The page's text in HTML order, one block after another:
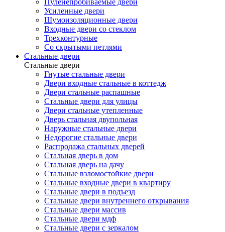
Пуленепробиваемые двери
Усиленные двери
Шумоизоляционные двери
Входные двери со стеклом
Трехконтурные
Со скрытыми петлями
Стальные двери
Стальные двери
Гнутые стальные двери
Двери входные стальные в коттедж
Двери стальные распашные
Стальные двери для улицы
Двери стальные утепленные
Дверь стальная двупольная
Наружные стальные двери
Недорогие стальные двери
Распродажа стальных дверей
Стальная дверь в дом
Стальная дверь на дачу
Стальные взломостойкие двери
Стальные входные двери в квартиру
Стальные двери в подъезд
Стальные двери внутреннего открывания
Стальные двери массив
Стальные двери мдф
Стальные двери с зеркалом